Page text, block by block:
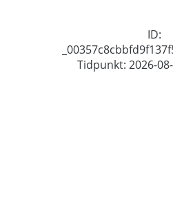
ID:
Tidpunkt: 2026-